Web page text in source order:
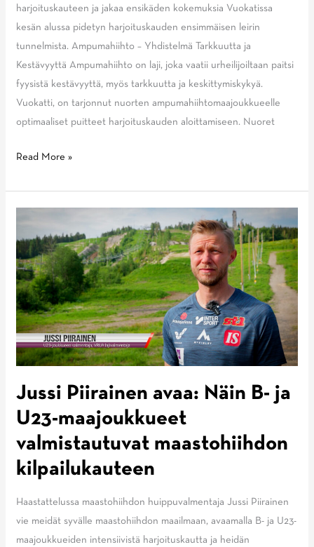
harjoituskauteen ja jakaa ensikäden kokemuksia Vuokatissa
kesän alussa pidetyn harjoituskauden ensimmäisen leirin
tunnelmista. Ampumahiihto – Yhdistelmä Tarkkuutta ja
Kestävyyttä Ampumahiihto on laji, joka vaatii urheilijoiltaan paitsi
fyysistä kestävyyttä, myös tarkkuutta ja keskittymiskykyä.
Vuokatti, on tarjonnut nuorten ampumahiihtomaajoukkueelle
optimaaliset puitteet harjoituskauden aloittamiseen. Nuoret
Nuorten
ensimmäinen
Vuokatissa
Read More »
Jussi Piirainen avaa: Näin B- ja
U23-maajoukkueet
valmistautuvat maastohiihdon
kilpailukauteen
Haastattelussa maastohiihdon huippuvalmentaja Jussi Piirainen
vie meidät syvälle maastohiihdon maailmaan, avaamalla B- ja U23-
maajoukkueiden intensiivistä harjoituskautta ja heidän